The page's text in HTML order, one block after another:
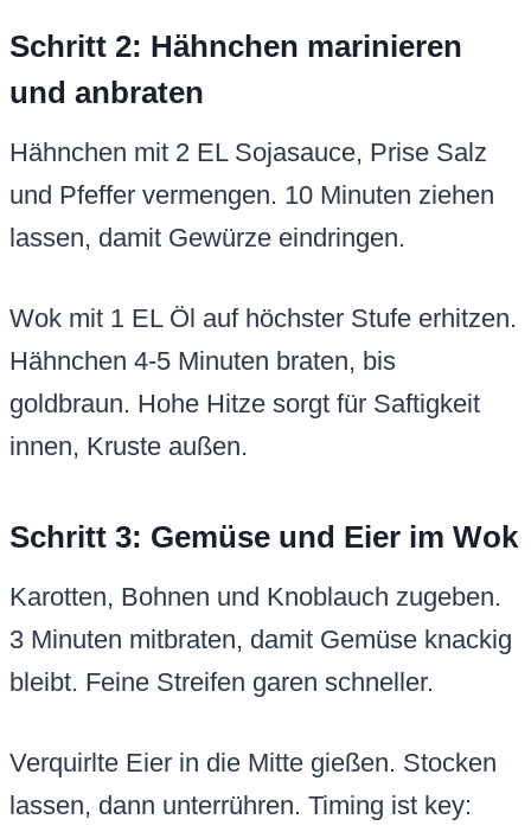
Schritt 2: Hähnchen marinieren
und anbraten
Hähnchen mit 2 EL Sojasauce, Prise Salz
und Pfeffer vermengen. 10 Minuten ziehen
lassen, damit Gewürze eindringen.
Wok mit 1 EL Öl auf höchster Stufe erhitzen.
Hähnchen 4-5 Minuten braten, bis
goldbraun. Hohe Hitze sorgt für Saftigkeit
innen, Kruste außen.
Schritt 3: Gemüse und Eier im Wok
Karotten, Bohnen und Knoblauch zugeben.
3 Minuten mitbraten, damit Gemüse knackig
bleibt. Feine Streifen garen schneller.
Verquirlte Eier in die Mitte gießen. Stocken
lassen, dann unterrühren. Timing ist key: